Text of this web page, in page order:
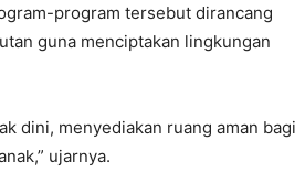
program tersebut dirancang
guna menciptakan lingkungan
dini, menyediakan ruang aman bagi
ujarnya.